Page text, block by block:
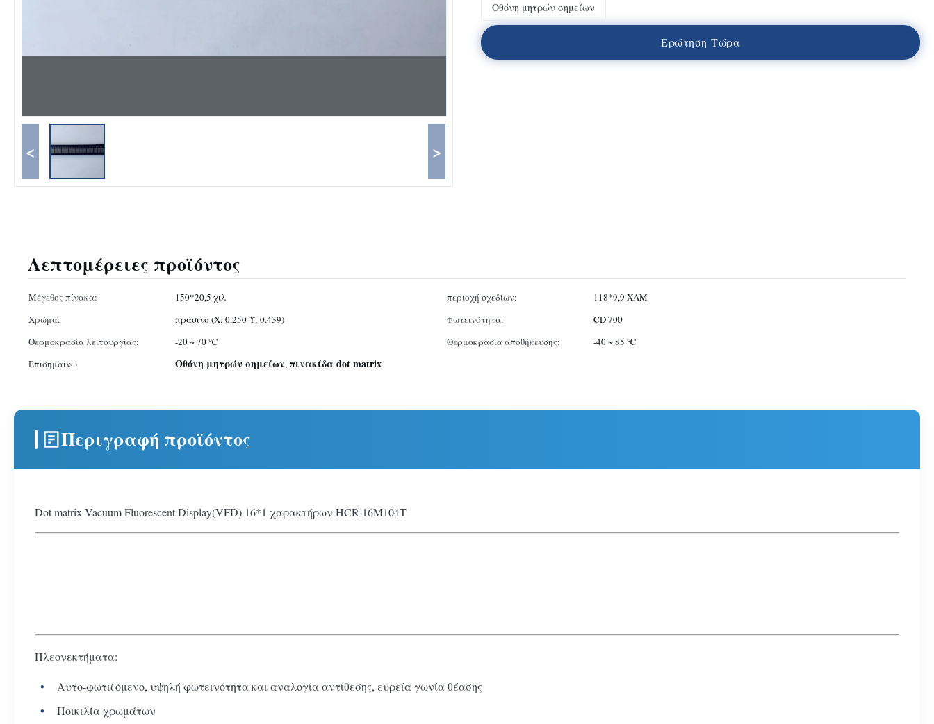
< >
Οθόνη μητρών σημείων
Ερώτηση Τώρα
Λεπτομέρειες προϊόντος
Μέγεθος πίνακα: 150*20,5 χιλ περιοχή σχεδίων:
118*9,9 ΧΛΜ
Χρώμα:
πράσινο (Χ: 0,250 Υ: 0.439) Φωτεινότητα:
CD 700
Θερμοκρασία λειτουργίας:
-20 ~ 70 ℃ Θερμοκρασία αποθήκευσης:
-40 ~ 85 ℃
Επισημαίνω
Οθόνη μητρών σημείων,πινακίδα dot matrix
Περιγραφή προϊόντος
Dot matrix Vacuum Fluorescent Display(VFD) 16*1 χαρακτήρων HCR-16M104T
Πλεονεκτήματα:
Αυτο-φωτιζόμενο, υψηλή φωτεινότητα και αναλογία αντίθεσης, ευρεία γωνία θέασης
Ποικιλία χρωμάτων